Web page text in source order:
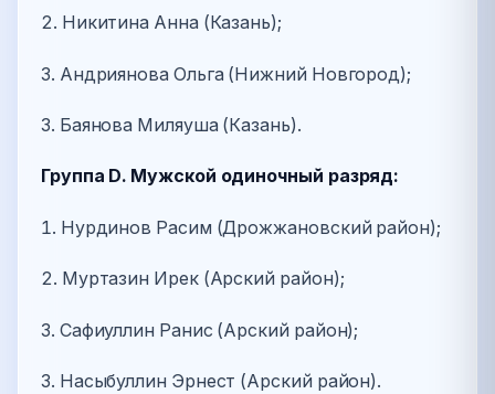
2. Никитина Анна (Казань);
3. Андриянова Ольга (Нижний Новгород);
3. Баянова Миляуша (Казань).
Группа D. Мужской одиночный разряд:
1. Нурдинов Расим (Дрожжановский район);
2. Муртазин Ирек (Арский район);
3. Сафиуллин Ранис (Арский район);
3. Насыбуллин Эрнест (Арский район).